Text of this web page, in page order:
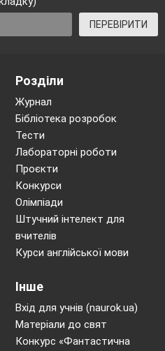
ПЕРЕВІРИТИ
Розділи
Журнал
Бібліотека розробок
Тести
Лабораторні роботи
Проєкти
Конкурси
Олімпіади
Штучний інтелект для
вчителів
Курси англійської мови
Інше
Вхід для учнів (naurok.ua)
Матеріали до свят
Конкурс «Фантастична